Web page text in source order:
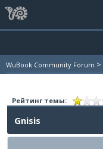
WuBook Community Forum >
Рейтинг темы:
Gnisis